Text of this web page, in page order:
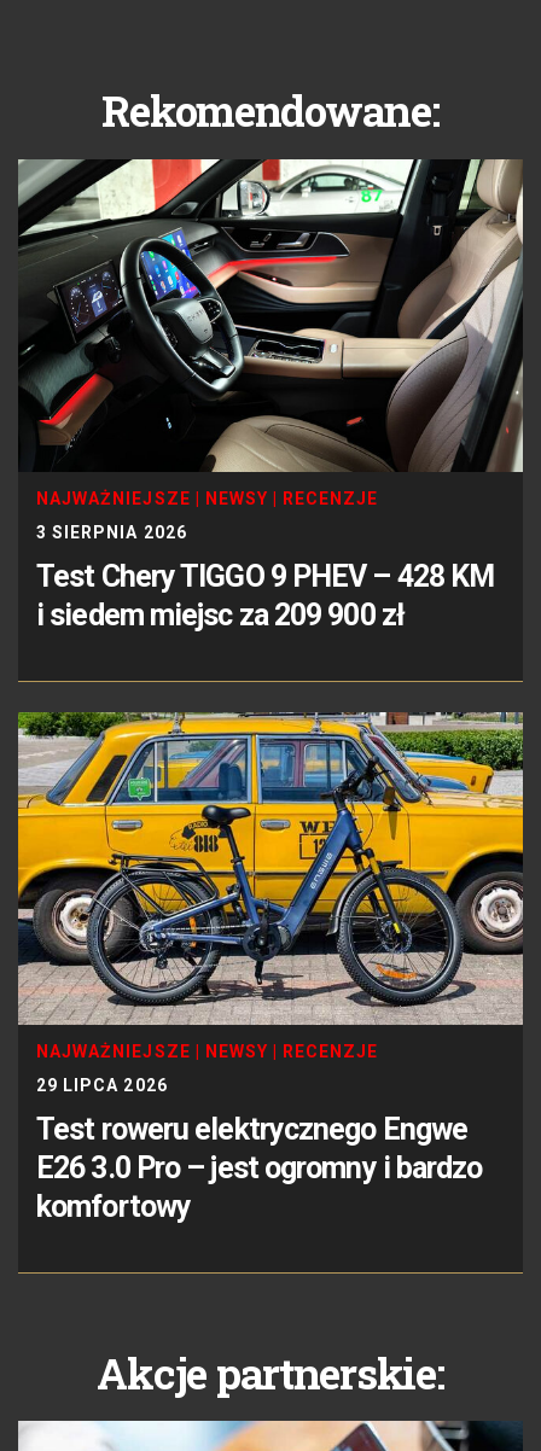
Rekomendowane:
NAJWAŻNIEJSZE NEWSY
RECENZJE
3 SIERPNIA 2026
Test Chery TIGGO 9 PHEV – 428 KM
i siedem miejsc za 209 900 zł
NAJWAŻNIEJSZE NEWSY
RECENZJE
29 LIPCA 2026
Test roweru elektrycznego Engwe
E26 3.0 Pro – jest ogromny i bardzo
komfortowy
Akcje partnerskie: